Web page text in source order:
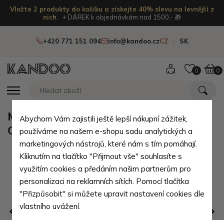
Vložte 2 produkty do košíku a získejte 40% slevu na levnější z
nich.
+ DÁREK k objednávkám nad 1500,- 🎁
+420 771 151 094 info@kandoo.czCZ SK
0 0
Modrý praktický kvalitní batoh
Gotlen
Abychom Vám zajistili ještě lepší nákupní zážitek,
používáme na našem e-shopu sadu analytických a
marketingových nástrojů, které nám s tím pomáhají.
Kliknutím na tlačítko "Přijmout vše" souhlasíte s
využitím cookies a předáním našim partnerům pro
personalizaci na reklamních sítích. Pomocí tlačítka
"Přizpůsobit" si můžete upravit nastavení cookies dle
vlastního uvážení.